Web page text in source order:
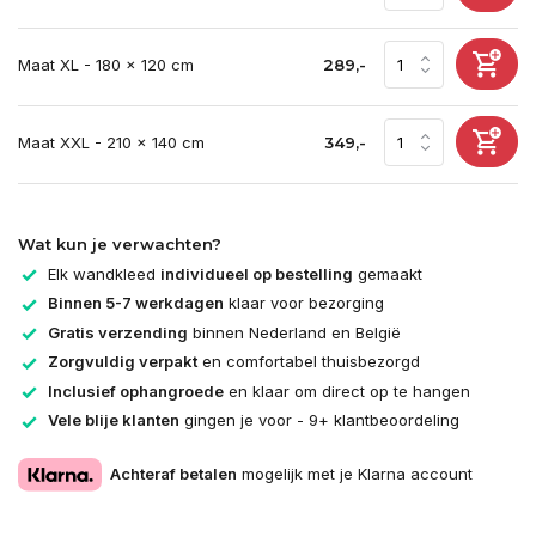
Maat XL - 180 x 120 cm 289,-
Maat XXL - 210 x 140 cm 349,-
Wat kun je verwachten?
Elk wandkleed individueel op bestelling gemaakt
Binnen 5-7 werkdagen klaar voor bezorging
Gratis verzending binnen Nederland en België
Zorgvuldig verpakten comfortabel thuisbezorgd
Inclusief ophangroede en klaar om direct op te hangen
Vele blije klanten gingen je voor - 9+ klantbeoordeling
Achteraf betalen mogelijk met je Klarna account